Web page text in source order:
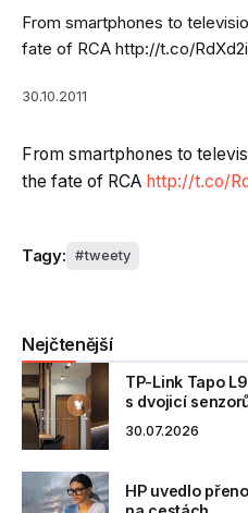
From smartphones to
fate of RCA http://t.co/
30.10.2011
From smartphones to
the fate of RCA http://t.co/
Tagy: tweety
Nejčtenější
TP-Link Tapo
s dvojicí
30.07.2026
HP uvedlo